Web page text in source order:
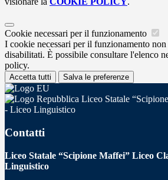
Cookie necessari per il funzionamento
I cookie necessari per il funzionamento non
disabilitati. È possibile consultare l'elenco
policy.
Accetta tutti Salva le preferenze
Liceo Statale
- Liceo Linguistico
Contatti
Liceo Statale “Scipione Maffei” Liceo
Linguistico